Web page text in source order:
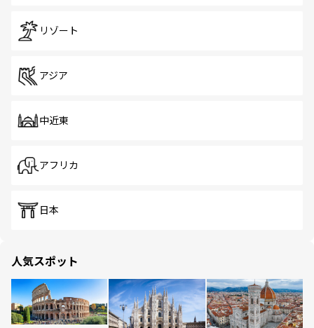
リゾート
アジア
中近東
アフリカ
日本
人気スポット